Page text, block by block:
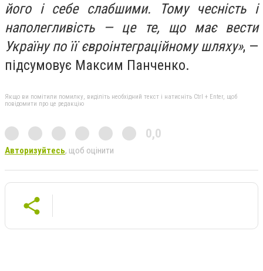
його і себе слабшими. Тому чесність і
наполегливість — це те, що має вести
Україну по її євроінтеграційному шляху», —
підсумовує Максим Панченко.
Якщо ви помітили помилку, виділіть необхідний текст і натисніть Ctrl + Enter, щоб
повідомити про це редакцію
0,0
Авторизуйтесь, щоб оцінити